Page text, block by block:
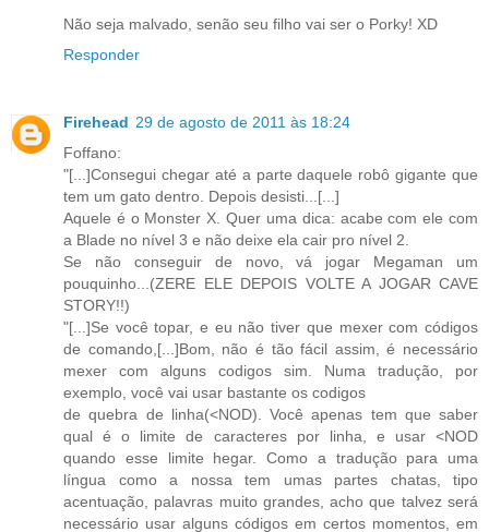
Não seja malvado, senão seu filho vai ser o Porky! XD
Responder
Firehead 29 de agosto de 2011 às 18:24
Foffano:
"[...]Consegui chegar até a parte daquele robô gigante que
tem um gato dentro. Depois desisti...[...]
Aquele é o Monster X. Quer uma dica: acabe com ele com
a Blade no nível 3 e não deixe ela cair pro nível 2.
Se não conseguir de novo, vá jogar Megaman um
pouquinho...(ZERE ELE DEPOIS VOLTE A JOGAR CAVE
STORY!!)
"[...]Se você topar, e eu não tiver que mexer com códigos
de comando,[...]Bom, não é tão fácil assim, é necessário
mexer com alguns codigos sim. Numa tradução, por
exemplo, você vai usar bastante os codigos
de quebra de linha(<NOD). Você apenas tem que saber
qual é o limite de caracteres por linha, e usar <NOD
quando esse limite hegar. Como a tradução para uma
língua como a nossa tem umas partes chatas, tipo
acentuação, palavras muito grandes, acho que talvez será
necessário usar alguns códigos em certos momentos, em